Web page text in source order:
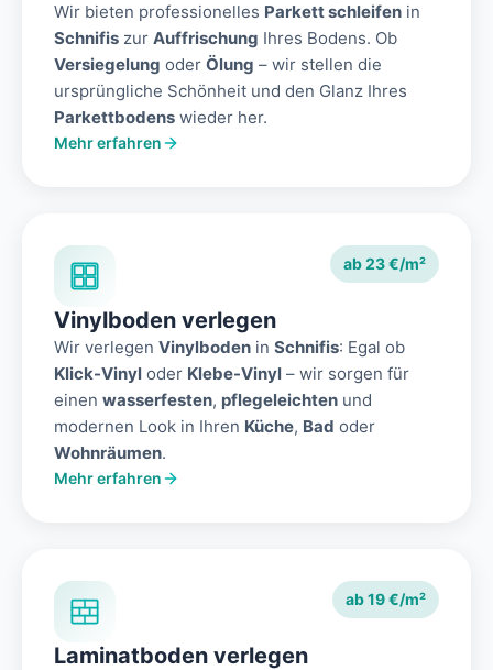
Wir bieten professionelles Parkett schleifen in
Schnifis zur Auffrischung Ihres Bodens. Ob
Versiegelung oder Ölung – wir stellen die
ursprüngliche Schönheit und den Glanz Ihres
Parkettbodens wieder her.
Mehr erfahren
ab 23 €/m²
Vinylboden verlegen
Wir verlegen Vinylboden in Schnifis: Egal ob
Klick-Vinyl oder Klebe-Vinyl – wir sorgen für
einen wasserfesten, pflegeleichten und
modernen Look in Ihren Küche, Bad oder
Wohnräumen.
Mehr erfahren
ab 19 €/m²
Laminatboden verlegen